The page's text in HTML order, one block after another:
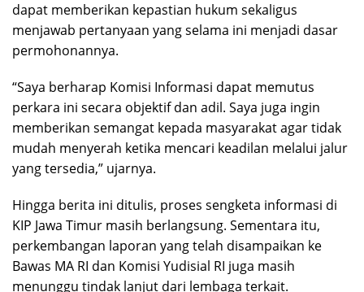
dapat memberikan kepastian hukum sekaligus
menjawab pertanyaan yang selama ini menjadi dasar
permohonannya.
“Saya berharap Komisi Informasi dapat memutus
perkara ini secara objektif dan adil. Saya juga ingin
memberikan semangat kepada masyarakat agar tidak
mudah menyerah ketika mencari keadilan melalui jalur
yang tersedia,” ujarnya.
Hingga berita ini ditulis, proses sengketa informasi di
KIP Jawa Timur masih berlangsung. Sementara itu,
perkembangan laporan yang telah disampaikan ke
Bawas MA RI dan Komisi Yudisial RI juga masih
menunggu tindak lanjut dari lembaga terkait.